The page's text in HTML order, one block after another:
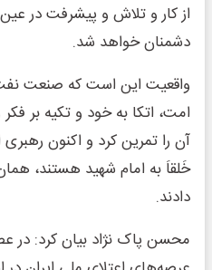
از کار و تلاش و پیشرفت در
دشمنان خواهد شد.
واقعیت این است که صنعت
امت، اتکا به خود و تکیه بر
آن را تمرین کرد و اکنون رهبری
خَلقاَ به امام شهید هستند،
دادند.
محسن پاک نژاد بیان کرد: در